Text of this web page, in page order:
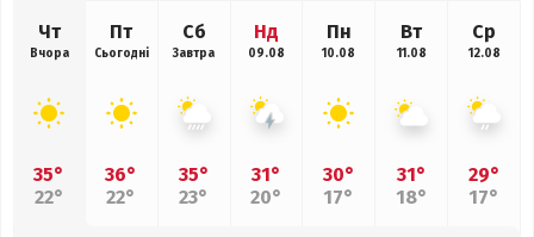
Чт
Вчора
35°
22°
Пт
Сьогодні
36°
22°
Сб
Завтра
35°
23°
Нд
09.08
31°
20°
Пн
10.08
30°
17°
Вт
11.08
31°
18°
Ср
12.08
29°
17°